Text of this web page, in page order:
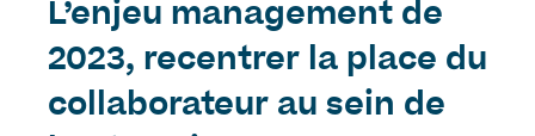
L’enjeu management de
2023, recentrer la place du
collaborateur au sein de